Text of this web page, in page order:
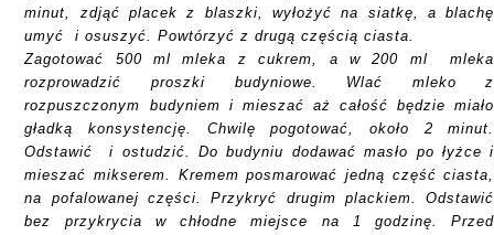
minut, zdjąć placek z blaszki, wyłożyć na siatkę, a blachę
umyć i osuszyć. Powtórzyć z drugą częścią ciasta.
Zagotować 500 ml mleka z cukrem, a w 200 ml mleka
rozprowadzić proszki budyniowe. Wlać mleko z
rozpuszczonym budyniem i mieszać aż całość będzie miało
gładką konsystencję. Chwilę pogotować, około 2 minut.
Odstawić i ostudzić. Do budyniu dodawać masło po łyżce i
mieszać mikserem. Kremem posmarować jedną część ciasta,
na pofalowanej części. Przykryć drugim plackiem. Odstawić
bez przykrycia w chłodne miejsce na 1 godzinę. Przed